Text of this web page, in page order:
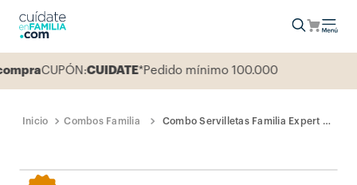
CUPÓN:CUIDATE*Pedido mínimo 100.000
Combos Familia
Combo Servilletas Familia Expert x